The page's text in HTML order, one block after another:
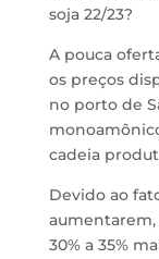
soja 22/23?
A pouca
os preços
no porto de
cadeia
Devido ao
aumentarem,
30% a 35%